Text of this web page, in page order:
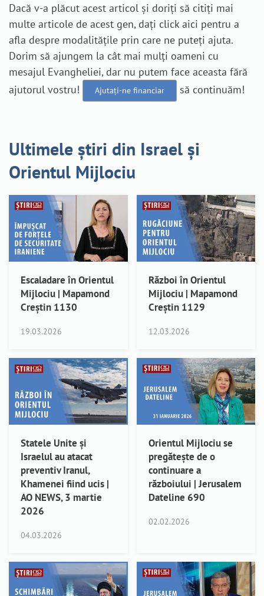
Dacă v-a plăcut acest articol și doriți să citiți mai
multe articole de acest gen, dați click aici pentru a
afla despre modalitățile prin care ne puteți ajuta.
Dorim să ajungem la cât mai mulți oameni cu
mesajul Evangheliei, dar nu putem face aceasta fără
ajutorul vostru!
Ajutați-ne financiar să continuăm!
Ultimele știri din Israel și
Orientul Mijlociu
Escaladare în Orientul
Mijlociu | Mapamond
Creștin 1130
19.03.2026
Război în Orientul
Mijlociu | Mapamond
Creștin 1129
12.03.2026
Statele Unite și
Israelul au atacat
preventiv Iranul,
Khamenei fiind ucis |
AO NEWS, 3 martie
2026
04.03.2026
Orientul Mijlociu se
pregătește de o
continuare a
războiului | Jerusalem
Dateline 690
02.02.2026